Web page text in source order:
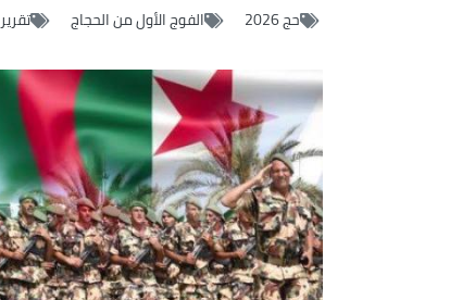
حج 2026 الفوج الأول من الحجاج تقرير